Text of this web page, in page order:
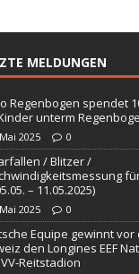
MELDUNGEN
Regenbogen spendet
unterm
2025 0
/ Blitzer /
– 11.05.2025)
2025 0
Equipe gewinnt vor
den Longines EEF
Reitstadion